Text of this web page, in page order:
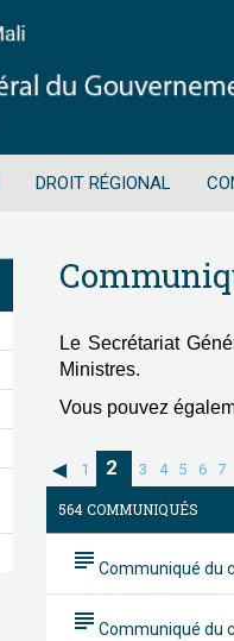
DROIT RÉGIONAL
Le Secrétariat
Ministres.
Vous pouvez
1 2 3 4 5 6 7
564 COMMUNIQUÉS
subject Communiqué du
subject Communiqué du